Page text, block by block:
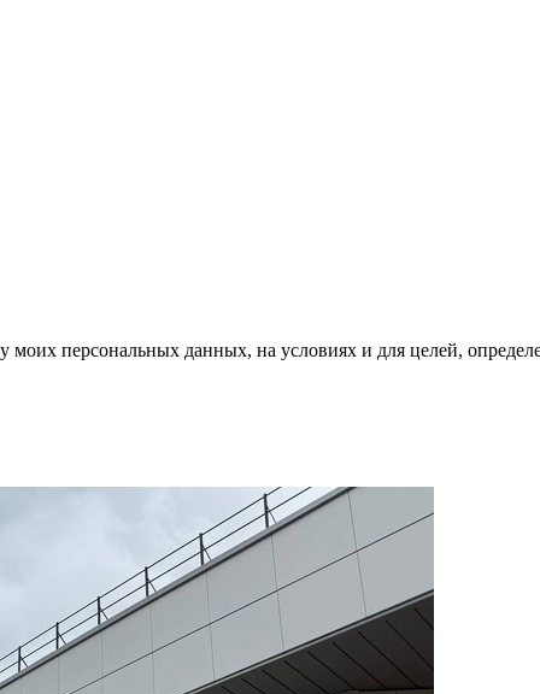
моих персональных данных, на условиях и для целей,